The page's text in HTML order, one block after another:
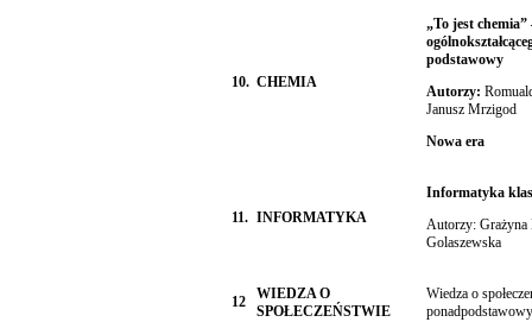
10. CHEMIA
„To jest
podstawowy
Autorzy:
Janusz Mrzigod
Nowa era
11. INFORMATYKA
Informatyka
Autorzy: Grażyna
Golaszewska
12
WIEDZA O
SPOŁECZEŃSTWIE
Wiedza o